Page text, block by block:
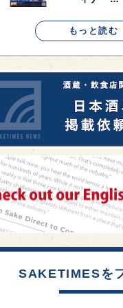
もっと読む
SAKETIMESを